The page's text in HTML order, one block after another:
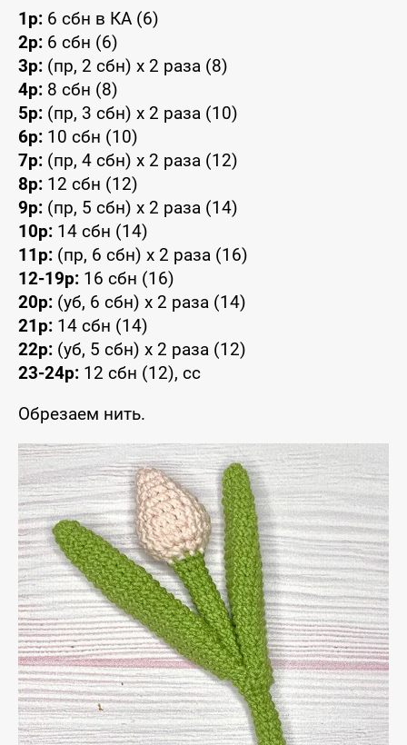
1р: 6 сбн в КА (6)
2р: 6 сбн (6)
3р: (пр, 2 сбн) x 2 раза (8)
4р: 8 сбн (8)
5р: (пр, 3 сбн) x 2 раза (10)
6р: 10 сбн (10)
7р: (пр, 4 сбн) x 2 раза (12)
8р: 12 сбн (12)
9р: (пр, 5 сбн) x 2 раза (14)
10р: 14 сбн (14)
11р: (пр, 6 сбн) x 2 раза (16)
12-19р: 16 сбн (16)
20р: (уб, 6 сбн) x 2 раза (14)
21р: 14 сбн (14)
22р: (уб, 5 сбн) x 2 раза (12)
23-24р: 12 сбн (12), сс
Обрезаем нить.